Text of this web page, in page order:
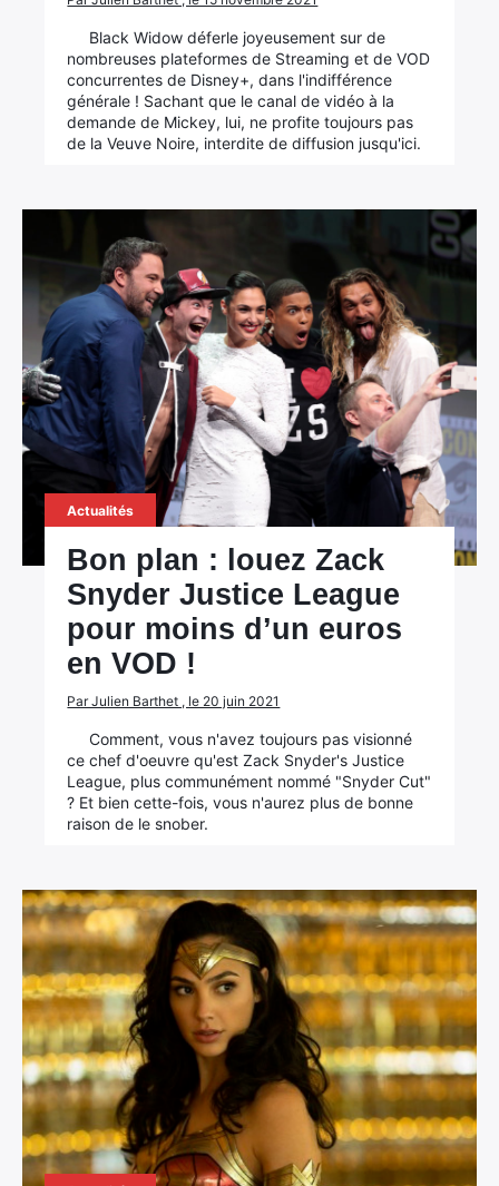
Black Widow déferle joyeusement sur de
nombreuses plateformes de Streaming et de VOD
concurrentes de Disney+, dans l'indifférence
générale ! Sachant que le canal de vidéo à la
demande de Mickey, lui, ne profite toujours pas
de la Veuve Noire, interdite de diffusion jusqu'ici.
Actualités
Bon plan : louez Zack
Snyder Justice League
pour moins d’un euros
en VOD !
Par Julien Barthet , le 20 juin 2021
Comment, vous n'avez toujours pas visionné
ce chef d'oeuvre qu'est Zack Snyder's Justice
League, plus communément nommé "Snyder Cut"
? Et bien cette-fois, vous n'aurez plus de bonne
raison de le snober.